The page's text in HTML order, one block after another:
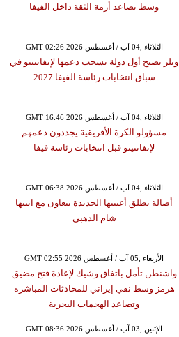
وسط تصاعد أزمة الثقة داخل الفيفا
GMT 02:26 2026 الثلاثاء ,04 آب / أغسطس
ويلز تصبح أول دولة تسحب دعمها لإنفانتينو في
سباق انتخابات رئاسة الفيفا 2027
GMT 16:46 2026 الثلاثاء ,04 آب / أغسطس
مسؤولو الكرة الأفريقية يجددون دعمهم
لإنفانتينو قبل انتخابات رئاسة فيفا
GMT 06:38 2026 الثلاثاء ,04 آب / أغسطس
أصالة تطلق أغنيتها الجديدة بتعاون مع ابنتها
شام الذهبي
GMT 02:55 2026 الأربعاء ,05 آب / أغسطس
واشنطن تأمل باتفاق وشيك لإعادة فتح مضيق
هرمز وسط نفي إيراني للمحادثات المباشرة
وتصاعد الهجمات البحرية
GMT 08:36 2026 الإثنين ,03 آب / أغسطس